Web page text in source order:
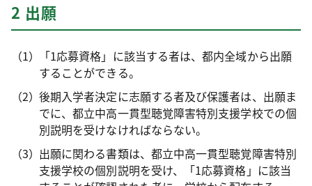
2 出願
「1応募資格」に該当する者は、都内全域から出願
することができる。
後期入学者決定に志願する者及び保護者は、出願ま
でに、都立中高一貫型聴覚障害特別支援学校での個
別説明を受けなければならない。
出願に関わる書類は、都立中高一貫型聴覚障害特別
支援学校の個別説明を受け、「1応募資格」に該当